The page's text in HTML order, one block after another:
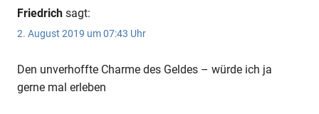
Friedrich sagt:
2. August 2019 um 07:43 Uhr
Den unverhoffte Charme des Geldes – würde ich ja
gerne mal erleben